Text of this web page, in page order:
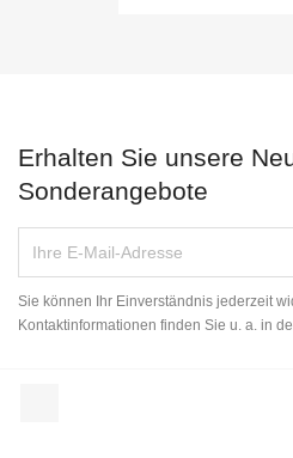
Erhalten Sie unsere
Sonderangebote
Sie können Ihr Einverständnis jederzeit
Kontaktinformationen finden Sie u. a. in